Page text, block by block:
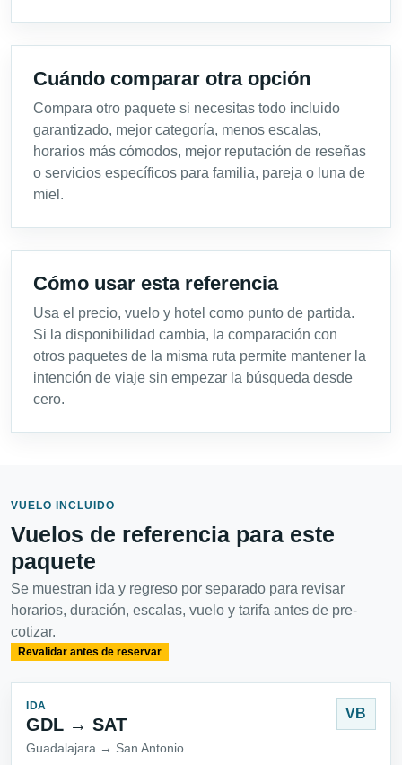
Cuándo comparar otra opción
Compara otro paquete si necesitas todo incluido
garantizado, mejor categoría, menos escalas,
horarios más cómodos, mejor reputación de reseñas
o servicios específicos para familia, pareja o luna de
miel.
Cómo usar esta referencia
Usa el precio, vuelo y hotel como punto de partida.
Si la disponibilidad cambia, la comparación con
otros paquetes de la misma ruta permite mantener la
intención de viaje sin empezar la búsqueda desde
cero.
VUELO INCLUIDO
Vuelos de referencia para este
paquete
Se muestran ida y regreso por separado para revisar
horarios, duración, escalas, vuelo y tarifa antes de pre-
cotizar.
Revalidar antes de reservar
IDA
GDL → SAT
Guadalajara → San Antonio
VB